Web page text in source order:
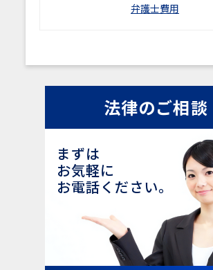
弁護士費用
法律のご相談
まずは
お気軽に
お電話ください。